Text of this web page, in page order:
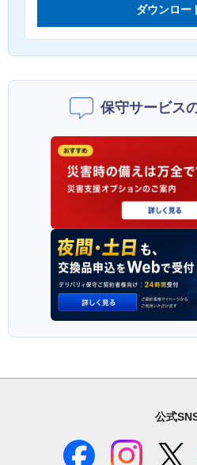
ダウンロー
保守サービス
公式